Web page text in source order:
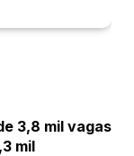
3,8 mil vagas
mil